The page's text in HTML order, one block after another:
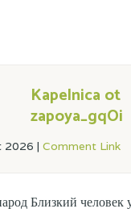
Kapelnica ot
zapoya_gqOi
2026 | Comment Link
Близкий человек